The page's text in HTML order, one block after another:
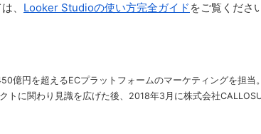
、 Looker Studioの使い方完全ガイド をご覧くださ
億円を超えるECプラットフォームのマーケティングを担
トに関わり見識を広げた後、2018年3月に株式会社